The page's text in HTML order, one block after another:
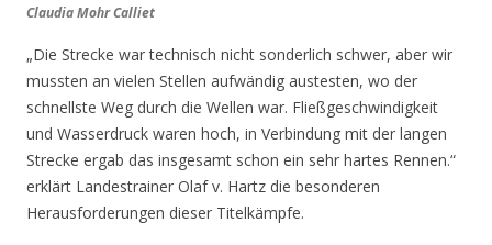
Claudia Mohr Calliet
„Die Strecke war technisch nicht sonderlich schwer, aber wir
mussten an vielen Stellen aufwändig austesten, wo der
schnellste Weg durch die Wellen war. Fließgeschwindigkeit
und Wasserdruck waren hoch, in Verbindung mit der langen
Strecke ergab das insgesamt schon ein sehr hartes Rennen.“
erklärt Landestrainer Olaf v. Hartz die besonderen
Herausforderungen dieser Titelkämpfe.